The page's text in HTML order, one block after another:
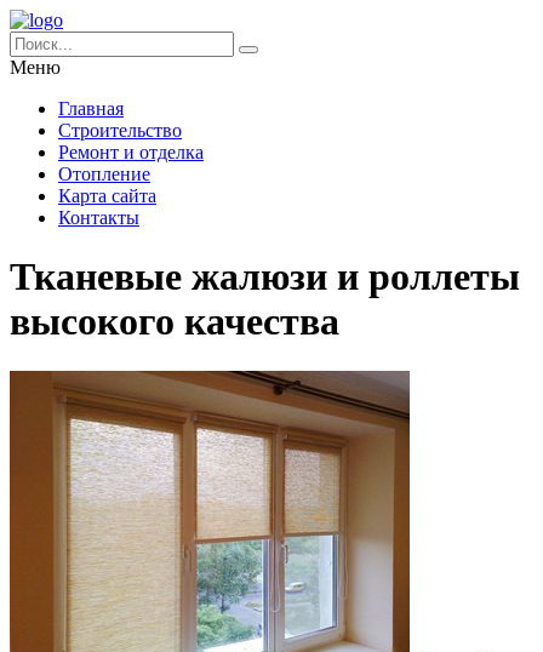
Меню
Главная
Строительство
Ремонт и отделка
Отопление
Карта сайта
Контакты
Тканевые жалюзи и роллеты
высокого качества